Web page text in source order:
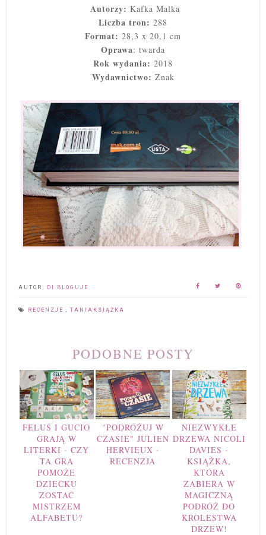
Autorzy: Kafka Malka
Liczba tron: 288
Format: 28,3 x 20,1 cm
Oprawa: twarda
Rok wydania: 2018
Wydawnictwo: Znak
AUTOR: DI BLOGUJE
RECENZJE TANIAKSIĄŻKA
PODOBNE POSTY
FELUŚ I GUCIO
GRAJĄ W
LITERKI - CZY
TA GRA
POMOŻE
DZIECKU
ZOSTAĆ
MISTRZEM
ALFABETU?
"PODRÓŻUJ W
CZASIE" JULIEN
HERVIEUX -
RECENZJA
NIEZWYKŁE
DRZEWA NICOLI
DAVIES -
KSIĄŻKA,
KTÓRA
ZABIERA W
MAGICZNĄ
PODRÓŻ DO
KROLESTWA
DRZEW!